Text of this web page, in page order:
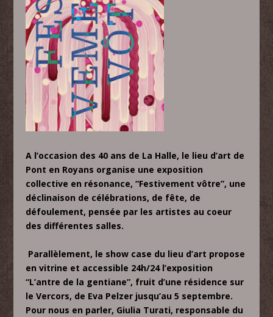
A l’occasion des 40 ans de La Halle, le lieu d’art de
Pont en Royans organise une exposition
collective en résonance, “Festivement vôtre”, une
déclinaison de célébrations, de fête, de
défoulement, pensée par les artistes au coeur
des différentes salles.
Parallèlement, le show case du lieu d’art propose
en vitrine et accessible 24h/24 l’exposition
“L’antre de la gentiane”, fruit d’une résidence sur
le Vercors, de Eva Pelzer jusqu’au 5 septembre.
Pour nous en parler, Giulia Turati, responsable du